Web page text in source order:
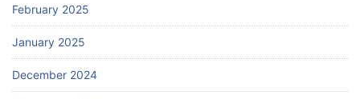
February 2025
January 2025
December 2024